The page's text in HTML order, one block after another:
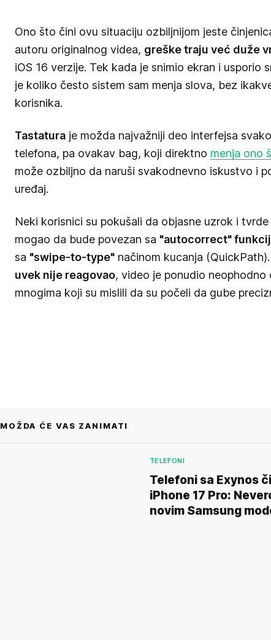
Ono što čini ovu situaciju ozbiljnijom jeste
autoru originalnog videa, greške traju već duže
iOS 16 verzije. Tek kada je snimio ekran i usporio
je koliko često sistem sam menja slova, bez
korisnika.
Tastatura je možda najvažniji deo interfejsa
telefona, pa ovakav bag, koji direktno menja ono
može ozbiljno da naruši svakodnevno iskustvo i
uređaj.
Neki korisnici su pokušali da objasne uzrok i
mogao da bude povezan sa "autocorrect"
sa "swipe-to-type" načinom kucanja
uvek nije reagovao, video je ponudio neophodno
mnogima koji su mislili da su počeli da gube
MOŽDA ĆE VAS ZANIMATI
TELEFONI
Telefoni sa Exynos
iPhone 17 Pro:
novim Samsung